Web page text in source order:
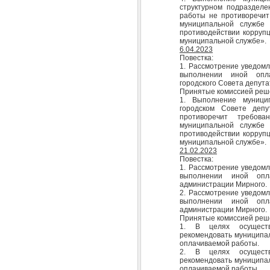
структурном
работы не
муниципальной
противодействии
муниципальной службе».
6.04.2023
Повестка:
1. Рассмотрение
выполнении иной
городского Совета
Принятые комиссией
1. Выполнение
городском Совете
противоречит
муниципальной
противодействии
муниципальной службе».
21.02.2023
Повестка:
1. Рассмотрение
выполнении иной
администрации Мирного.
2. Рассмотрение
выполнении иной
администрации Мирного.
Принятые комиссией
1. В целях
рекомендовать
оплачиваемой работы.
2. В целях
рекомендовать